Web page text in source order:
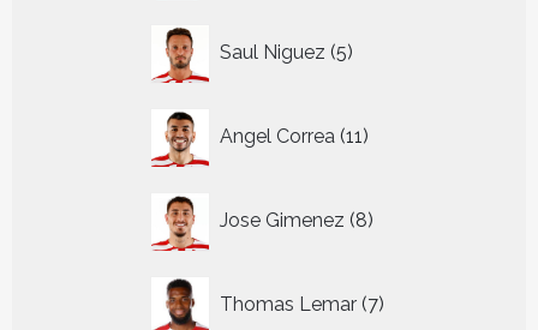
Saul Niguez 5
producten
Angel Correa 11
producten
Jose Gimenez 8
producten
Thomas Lemar 7
producten